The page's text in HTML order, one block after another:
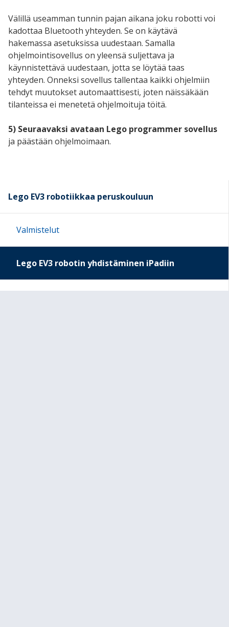
Välillä useamman tunnin pajan aikana joku robotti voi
kadottaa Bluetooth yhteyden. Se on käytävä
hakemassa asetuksissa uudestaan. Samalla
ohjelmointisovellus on yleensä suljettava ja
käynnistettävä uudestaan, jotta se löytää taas
yhteyden. Onneksi sovellus tallentaa kaikki ohjelmiin
tehdyt muutokset automaattisesti, joten näissäkään
tilanteissa ei menetetä ohjelmoituja töitä.
5) Seuraavaksi avataan Lego programmer sovellus
ja päästään ohjelmoimaan.
Lego EV3 robotiikkaa peruskouluun
Valmistelut
Lego EV3 robotin yhdistäminen iPadiin